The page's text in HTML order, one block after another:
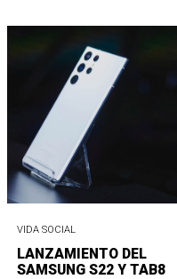
VIDA SOCIAL
LANZAMIENTO DEL
SAMSUNG S22 Y TAB8